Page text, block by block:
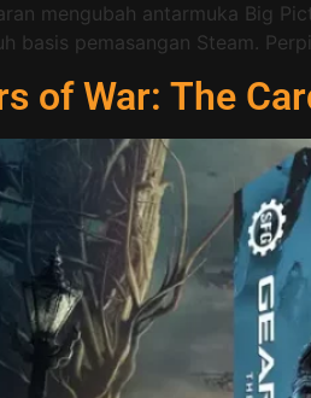
mengubah antarmuka Big
basis pemasangan Steam.
of War: The